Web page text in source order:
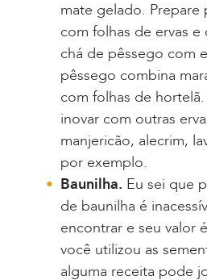
mate gelado.
com folhas de ervas
chá de pêssego com
pêssego combina
com folhas de
inovar com outras
manjericão, alecrim,
por exemplo.
Baunilha. Eu sei que
de baunilha é
encontrar e seu valor
você utilizou as
alguma receita pode